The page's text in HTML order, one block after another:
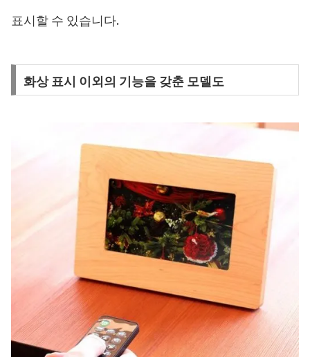
표시할 수 있습니다.
화상 표시 이외의 기능을 갖춘 모델도